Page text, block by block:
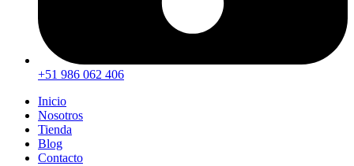
+51 986 062 406
Inicio
Nosotros
Tienda
Blog
Contacto